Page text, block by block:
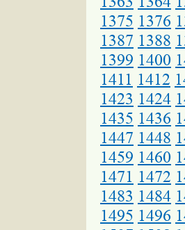
1375 1376
1387 1388
1399 1400
1411 1412
1423 1424
1435 1436
1447 1448
1459 1460
1471 1472
1483 1484
1495 1496